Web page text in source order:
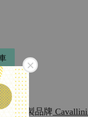
的紙製品牌